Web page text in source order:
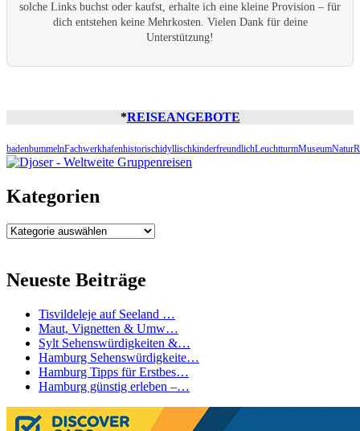
solche Links buchst oder kaufst, erhalte ich eine kleine Provision – für
dich entstehen keine Mehrkosten. Vielen Dank für deine
Unterstützung!
*REISEANGEBOTE
badenbummelnFachwerkhafenhistorischidyllischkinderfreundlichLeuchtturmMuseumNatur
Kategorien
Kategorien
Neueste Beiträge
Tisvildeleje auf Seeland …
Maut, Vignetten & Umw…
Sylt Sehenswürdigkeiten &…
Hamburg Sehenswürdigkeite…
Hamburg Tipps für Erstbes…
Hamburg günstig erleben –…